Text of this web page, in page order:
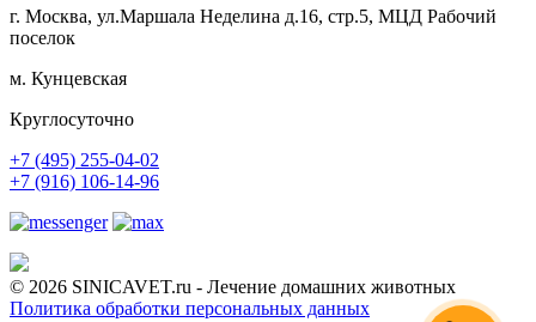
г. Москва, ул.Маршала Неделина д.16, стр.5, МЦД Рабочий
поселок
м. Кунцевская
Круглосуточно
+7 (495) 255-04-02
+7 (916) 106-14-96
© 2026 SINICAVET.ru - Лечение домашних животных
Политика обработки персональных данных